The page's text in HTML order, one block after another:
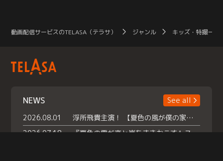
動画配信サービスのTELASA（テラサ） ジャンル キッズ・特撮一覧
NEWS
See all
2026.08.01
浮所飛貴主演！ 【夏色の風が僕の家にやってきた】 本日よりテラサで独占配信スタート！
2026.07.18
『夏色の雲が恋と嵐をまきおこす』スペシャルメイキング 【Part1】2026年７月18日（土）23時30分～配信スタート！話題のシーンの裏側を大公開！豪華キャスト大集合！ 『武宮家 真夏の家族会議』開催！